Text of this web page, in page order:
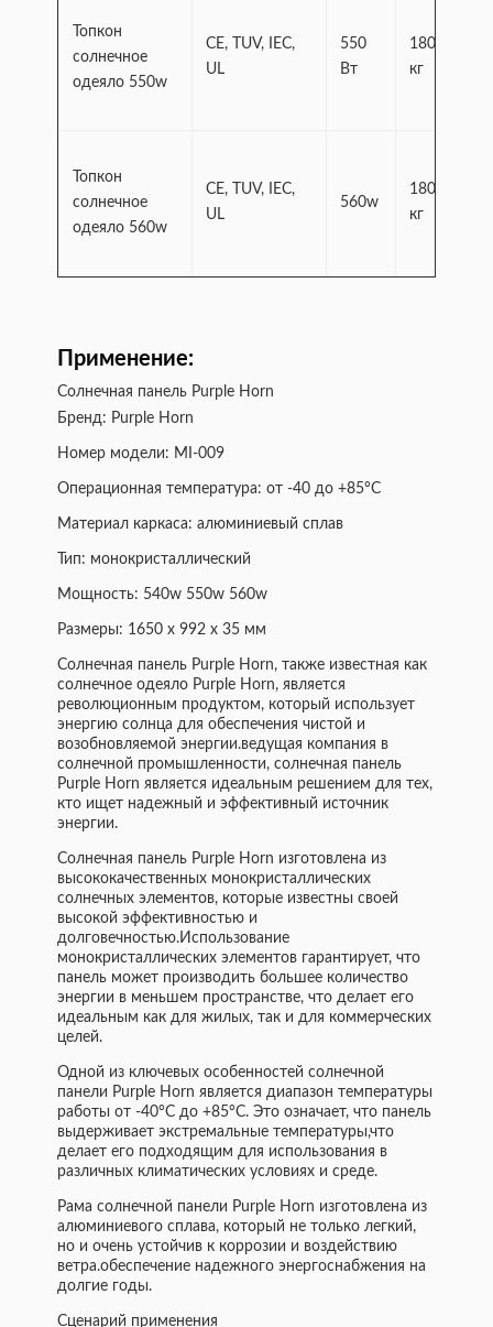
Топкон
солнечное
одеяло 550w
CE, TUV, IEC,
UL
550
Вт
180,5
кг
Топкон
солнечное
одеяло 560w
CE, TUV, IEC,
UL
560w
180,5
кг
Применение:
Солнечная панель Purple Horn
Бренд: Purple Horn
Номер модели: MI-009
Операционная температура: от -40 до +85°C
Материал каркаса: алюминиевый сплав
Тип: монокристаллический
Мощность: 540w 550w 560w
Размеры: 1650 x 992 x 35 мм
Солнечная панель Purple Horn, также известная как
солнечное одеяло Purple Horn, является
революционным продуктом, который использует
энергию солнца для обеспечения чистой и
возобновляемой энергии.ведущая компания в
солнечной промышленности, солнечная панель
Purple Horn является идеальным решением для тех,
кто ищет надежный и эффективный источник
энергии.
Солнечная панель Purple Horn изготовлена из
высококачественных монокристаллических
солнечных элементов, которые известны своей
высокой эффективностью и
долговечностью.Использование
монокристаллических элементов гарантирует, что
панель может производить большее количество
энергии в меньшем пространстве, что делает его
идеальным как для жилых, так и для коммерческих
целей.
Одной из ключевых особенностей солнечной
панели Purple Horn является диапазон температуры
работы от -40°C до +85°C. Это означает, что панель
выдерживает экстремальные температуры,что
делает его подходящим для использования в
различных климатических условиях и среде.
Рама солнечной панели Purple Horn изготовлена из
алюминиевого сплава, который не только легкий,
но и очень устойчив к коррозии и воздействию
ветра.обеспечение надежного энергоснабжения на
долгие годы.
Сценарий применения